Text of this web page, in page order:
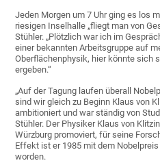
Jeden Morgen um 7 Uhr ging es los
riesigen Inselhalle „fliegt man von
Stühler. „Plötzlich war ich im
einer bekannten Arbeitsgruppe auf
Oberflächenphysik, hier könnte sich
ergeben.“
„Auf der Tagung laufen überall
sind wir gleich zu Beginn Klaus von
ambitioniert und war ständig von
Stühler. Der Physiker Klaus von
Würzburg promoviert, für seine
Effekt ist er 1985 mit dem
worden.